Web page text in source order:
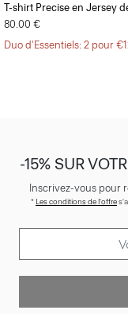
T-shirt Precise en Jersey
80.00 €
Duo d'Essentiels: 2 pour
-15% SUR
Inscrivez-vous pour
* Les conditions de l'offre